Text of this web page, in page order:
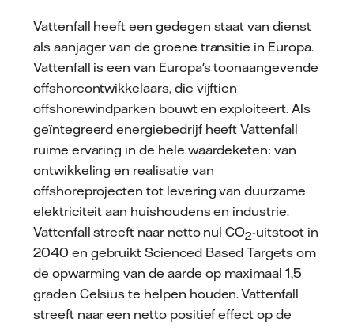
Vattenfall heeft een gedegen staat van dienst
als aanjager van de groene transitie in Europa.
Vattenfall is een van Europa's toonaangevende
offshoreontwikkelaars, die vijftien
offshorewindparken bouwt en exploiteert. Als
geïntegreerd energiebedrijf heeft Vattenfall
ruime ervaring in de hele waardeketen: van
ontwikkeling en realisatie van
offshoreprojecten tot levering van duurzame
elektriciteit aan huishoudens en industrie.
Vattenfall streeft naar netto nul CO2-uitstoot in
2040 en gebruikt Scienced Based Targets om
de opwarming van de aarde op maximaal 1,5
graden Celsius te helpen houden. Vattenfall
streeft naar een netto positief effect op de